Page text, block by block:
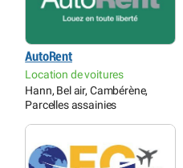
AutoRent
Location de voitures
Hann, Bel air, Cambérène,
Parcelles assainies